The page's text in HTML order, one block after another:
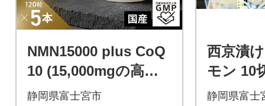
NMN15000 plus CoQ
10 (15,000mgの高配
合) ×5箱
静岡県富士宮市
西京漬
モン 10
静岡県富士